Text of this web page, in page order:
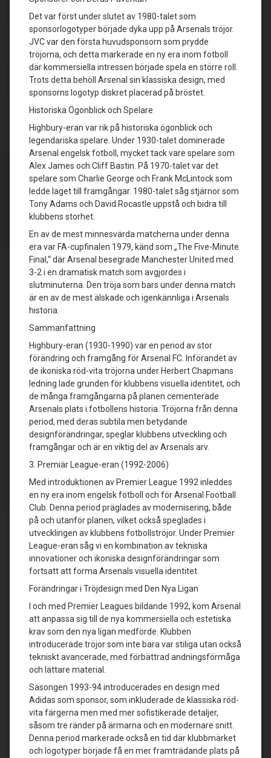
Det var först under slutet av 1980-talet som
sponsorlogotyper började dyka upp på Arsenals tröjor.
JVC var den första huvudsponsorn som prydde
tröjorna, och detta markerade en ny era inom fotboll
där kommersiella intressen började spela en större roll.
Trots detta behöll Arsenal sin klassiska design, med
sponsorns logotyp diskret placerad på bröstet.
Historiska Ögonblick och Spelare
Highbury-eran var rik på historiska ögonblick och
legendariska spelare. Under 1930-talet dominerade
Arsenal engelsk fotboll, mycket tack vare spelare som
Alex James och Cliff Bastin. På 1970-talet var det
spelare som Charlie George och Frank McLintock som
ledde laget till framgångar. 1980-talet såg stjärnor som
Tony Adams och David Rocastle uppstå och bidra till
klubbens storhet.
En av de mest minnesvärda matcherna under denna
era var FA-cupfinalen 1979, känd som „The Five-Minute
Final,“ där Arsenal besegrade Manchester United med
3-2 i en dramatisk match som avgjordes i
slutminuterna. Den tröja som bars under denna match
är en av de mest älskade och igenkännliga i Arsenals
historia.
Sammanfattning
Highbury-eran (1930-1990) var en period av stor
förändring och framgång för Arsenal FC. Införandet av
de ikoniska röd-vita tröjorna under Herbert Chapmans
ledning lade grunden för klubbens visuella identitet, och
de många framgångarna på planen cementerade
Arsenals plats i fotbollens historia. Tröjorna från denna
period, med deras subtila men betydande
designförändringar, speglar klubbens utveckling och
framgångar och är en viktig del av Arsenals arv.
3. Premiär League-eran (1992-2006)
Med introduktionen av Premier League 1992 inleddes
en ny era inom engelsk fotboll och för Arsenal Football
Club. Denna period präglades av modernisering, både
på och utanför planen, vilket också speglades i
utvecklingen av klubbens fotbollströjor. Under Premier
League-eran såg vi en kombination av tekniska
innovationer och ikoniska designförändringar som
fortsatt att forma Arsenals visuella identitet.
Förändringar i Tröjdesign med Den Nya Ligan
I och med Premier Leagues bildande 1992, kom Arsenal
att anpassa sig till de nya kommersiella och estetiska
krav som den nya ligan medförde. Klubben
introducerade tröjor som inte bara var stiliga utan också
tekniskt avancerade, med förbättrad andningsförmåga
och lättare material.
Säsongen 1993-94 introducerades en design med
Adidas som sponsor, som inkluderade de klassiska röd-
vita färgerna men med mer sofistikerade detaljer,
såsom tre ränder på ärmarna och en modernare snitt.
Denna period markerade också en tid där klubbmärket
och logotyper började få en mer framträdande plats på